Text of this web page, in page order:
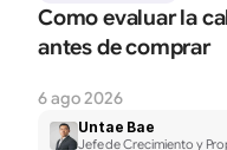
Como evaluar la
antes de comprar
6 ago 2026
Untae Bae
Jefe de Crecimiento y